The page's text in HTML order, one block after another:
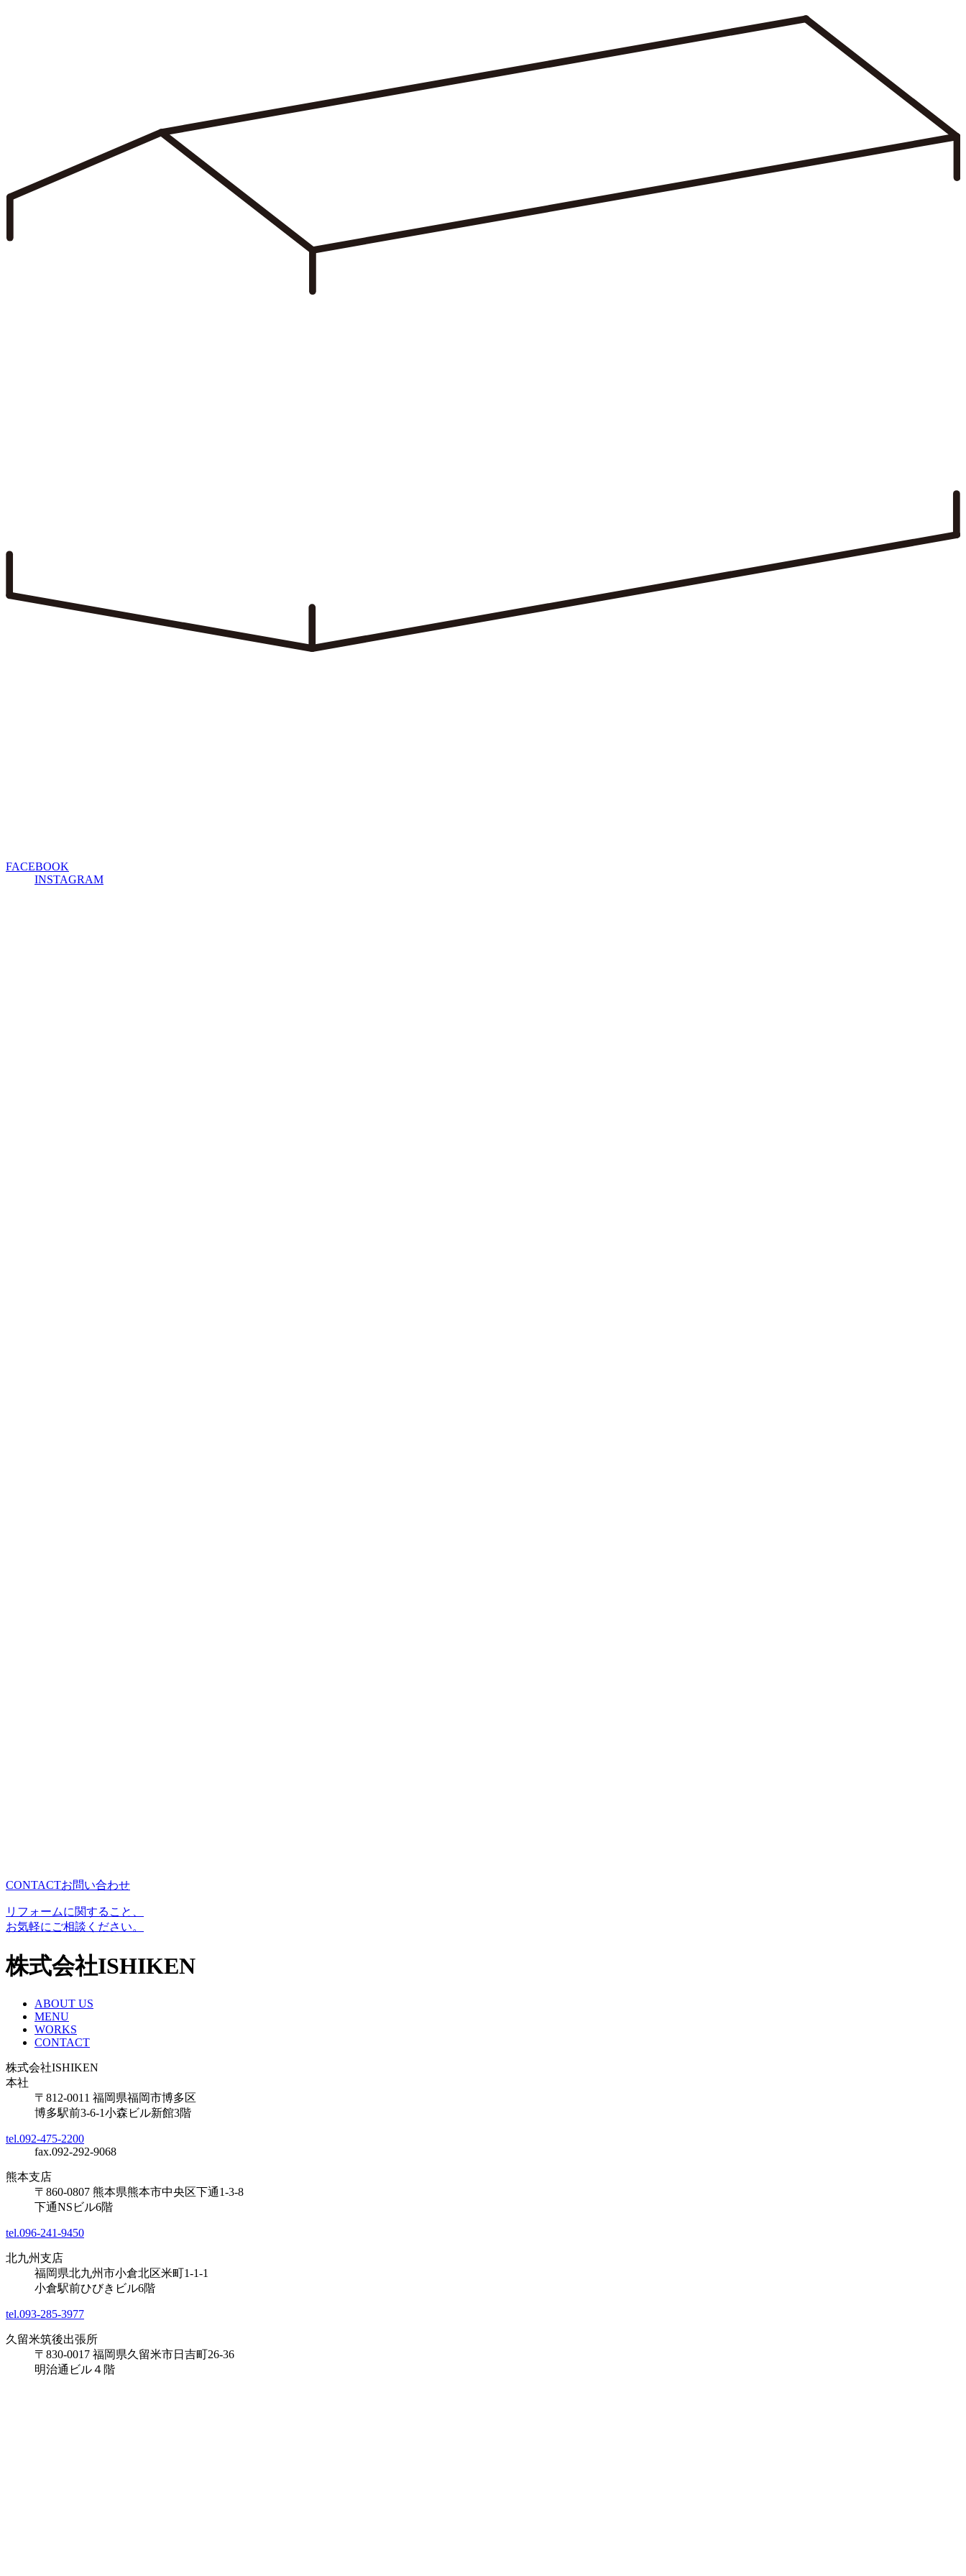
FACEBOOK
INSTAGRAM
CONTACTお問い合わせ
リフォームに関すること、
お気軽にご相談ください。
株式会社ISHIKEN
ABOUT US
MENU
WORKS
CONTACT
株式会社ISHIKEN
本社
〒812-0011 福岡県福岡市博多区
博多駅前3-6-1小森ビル新館3階
tel.092-475-2200
fax.092-292-9068
熊本支店
〒860-0807 熊本県熊本市中央区下通1-3-8
下通NSビル6階
tel.096-241-9450
北九州支店
福岡県北九州市小倉北区米町1-1-1
小倉駅前ひびきビル6階
tel.093-285-3977
久留米筑後出張所
〒830-0017 福岡県久留米市日吉町26-36
明治通ビル４階